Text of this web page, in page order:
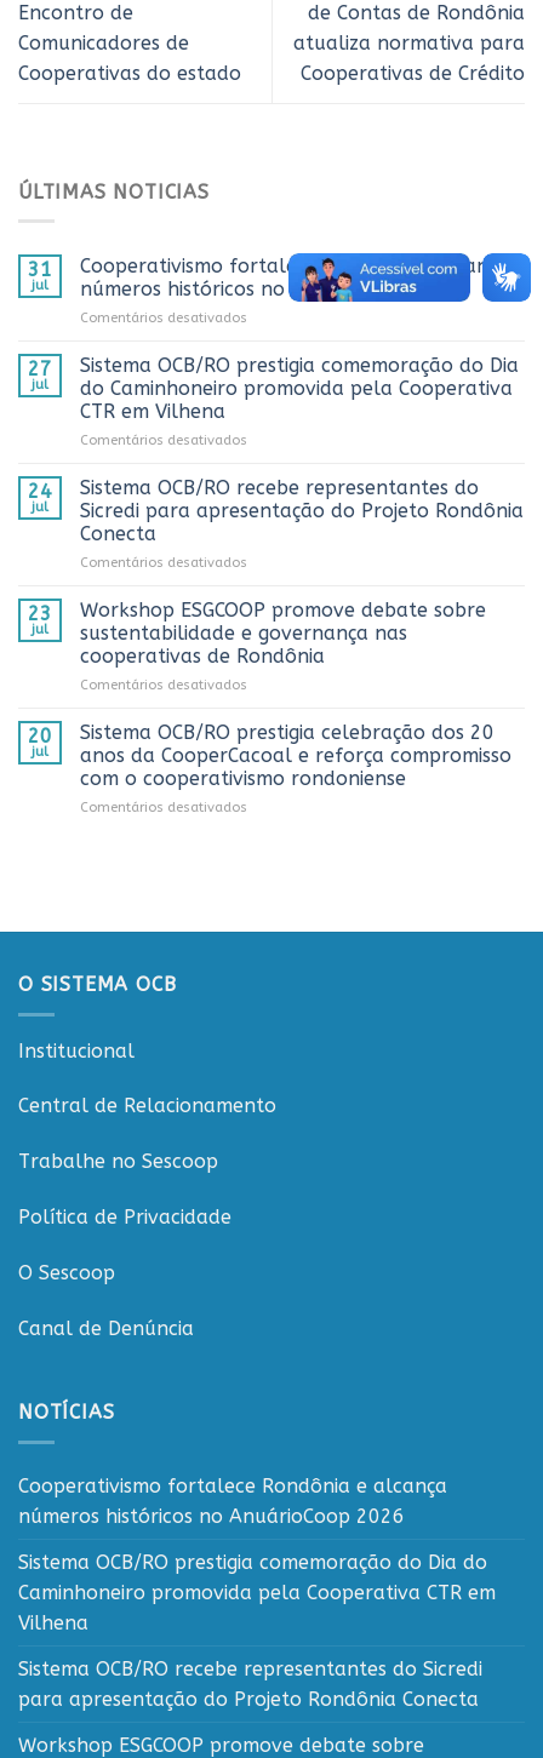
Encontro de
Comunicadores de
Cooperativas do estado
de Contas de Rondônia
atualiza normativa para
Cooperativas de Crédito
ÚLTIMAS NOTICIAS
31
jul
Cooperativismo fortalece Rondônia e alcança
números históricos no AnuárioCoop 2026
Comentários desativados
fortalece
Rondônia
e
no
AnuárioCoop
27
jul
Sistema OCB/RO prestigia comemoração do Dia
do Caminhoneiro promovida pela Cooperativa
CTR em Vilhena
Comentários desativados
OCB/RO
prestigia
comemoração
Caminhoneiro
promovida
pela
Cooperativa
Vilhena
24
jul
Sistema OCB/RO recebe representantes do
Sicredi para apresentação do Projeto Rondônia
Conecta
Comentários desativados
OCB/RO
recebe
representantes
do
apresentação
Rondônia
23
jul
Workshop ESGCOOP promove debate sobre
sustentabilidade e governança nas
cooperativas de Rondônia
Comentários desativados
ESGCOOP
promove
debate
sobre
Rondônia
20
jul
Sistema OCB/RO prestigia celebração dos 20
anos da CooperCacoal e reforça compromisso
com o cooperativismo rondoniense
Comentários desativados
20
cooperativismo
O SISTEMA OCB
Institucional
Central de Relacionamento
Trabalhe no Sescoop
Política de Privacidade
O Sescoop
Canal de Denúncia
NOTÍCIAS
Cooperativismo fortalece Rondônia e alcança
números históricos no AnuárioCoop 2026
Sistema OCB/RO prestigia comemoração do Dia do
Caminhoneiro promovida pela Cooperativa CTR em
Vilhena
Sistema OCB/RO recebe representantes do Sicredi
para apresentação do Projeto Rondônia Conecta
Workshop ESGCOOP promove debate sobre